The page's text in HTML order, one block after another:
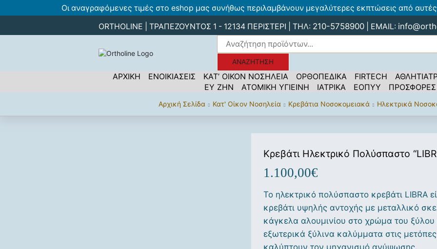
Οι αναγραφόμενες τιμές στο eshop μας συνήθως περιλαμβάνουν μεγαλύτερες εκπτώσεις από
ORTHOLINE | ΤΡΑΠΕΖΟΥΝΤΟΣ 1 - 12134 ΠΕΡΙΣΤΕΡΙ | ΤΗΛ: 210-5758900 | EMAIL:
ΑΝΑΖΉΤΗΣΗ
ΑΡΧΙΚΗ ΕΝΟΙΚΙΑΣΕΙΣ ΚΑΤ’ ΟΙΚΟΝ ΝΟΣΗΛΕΙΑ ΟΡΘΟΠΕΔΙΚΑ FIRTECH
ΕΥ ΖΗΝ
ΑΤΟΜΙΚΗ ΥΓΙΕΙΝΗ ΙΑΤΡΙΚΑ ΕΟΠΥΥ ΠΡΟΣΦΟΡΕΣ
Αρχική Σελίδα Κατ' Οίκον Νοσηλεία Κρεβάτια Νοσοκομειακά Ηλεκτρικά
Κρεβάτι Ηλεκτρικό Πολύσπαστο
1.100,00€
To ηλεκτρικό πολύσπαστο κρεβάτι LIBRA
κρεβάτι υψηλής αντοχής με μεταλλικό
κάγκελα αλουμινίου στο χρώμα του ξύλου
εξωτερικά ξύλινα καλύμματα στις